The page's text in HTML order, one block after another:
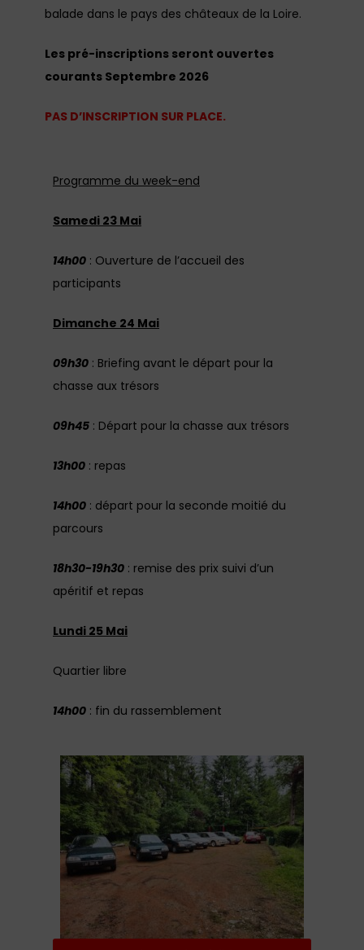
balade dans le pays des châteaux de la Loire.
Les pré-inscriptions seront ouvertes
courants Septembre 2026
PAS D’INSCRIPTION SUR PLACE.
Programme du week-end
Samedi 23 Mai
14h00 : Ouverture de l’accueil des
participants
Dimanche 24 Mai
09h30 : Briefing avant le départ pour la
chasse aux trésors
09h45 : Départ pour la chasse aux trésors
13h00 : repas
14h00 : départ pour la seconde moitié du
parcours
18h30-19h30 : remise des prix suivi d’un
apéritif et repas
Lundi 25 Mai
Quartier libre
14h00 : fin du rassemblement